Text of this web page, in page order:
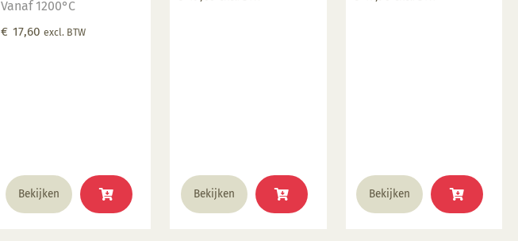
Vanaf 1200°C
€ 17,60 excl. BTW
Bekijken Bekijken Bekijken